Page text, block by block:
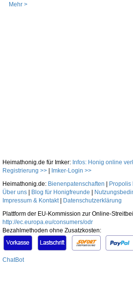
Mehr >
Heimathonig.de für Imker: Infos: Honig online
Registrierung >>
Imker-Login >>
Heimathonig.de: Bienenpatenschaften Propolis
Über uns
Blog für Honigfreunde
Impressum & Kontakt|
Datenschutzerklärung
Plattform der EU-Kommission zur Online-
http://ec.europa.eu/consumers/odr
Bezahlmethoden ohne Zusatzkosten:
ChatBot